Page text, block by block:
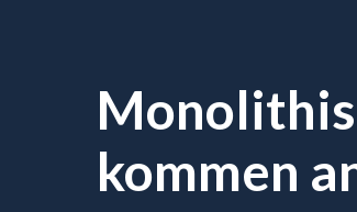
kommen